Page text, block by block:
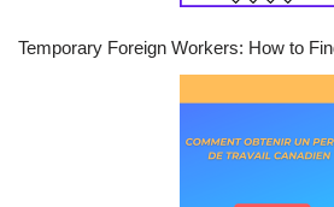
Temporary Foreign Workers: How to